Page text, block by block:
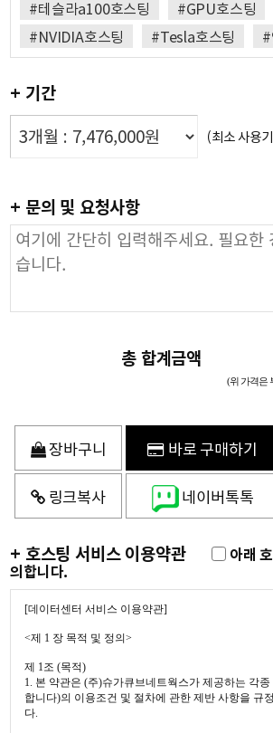
#테슬라a100호스팅
#GPU호스팅
#NVIDIA호스팅
#Tesla호스팅 #
+ 기간
(최소 사용
+ 문의 및 요청사항
총 합계금액
(위 가격은
장바구니 바로 구매하기
링크복사 네이버톡톡
+ 호스팅 서비스 이용약관
아래
의합니다.